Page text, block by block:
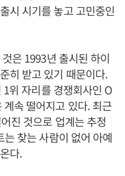
시 시기를 놓고 고민중인
은 1993년 출시된 하이
히 받고 있기 때문이다.
위 자리를 경쟁회사인 O
속 떨어지고 있다. 최근
진 것으로 업계는 추정
찾는 사람이 없어 아예
다.